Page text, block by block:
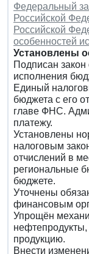
Федеральный
Российской
Российской
особенностей
Установлены
Подписан
исполнения
Единый
бюджета с его
главе ФНС.
платежу.
Установлены
налоговым
отчислений в
региональные
бюджете.
Уточнены
финансовым
Упрощён
продукцию.
Внести